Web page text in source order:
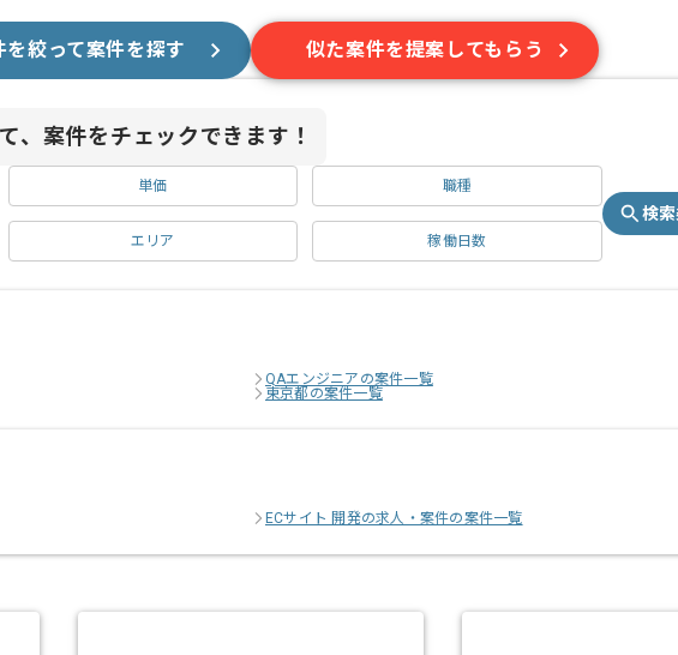
を絞って案件を探す 似た案件を提案してもらう
、案件をチェックできます！
単価 職種
エリア 稼働日数
検
QAエンジニアの案件一覧
東京都の案件一覧
ECサイト 開発の求人・案件の案件一覧